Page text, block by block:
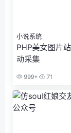
小说系统
PHP美女图片
动采集
999+ 71